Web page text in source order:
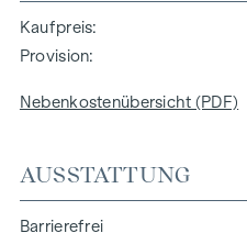
Kaufpreis
Provision
Nebenkostenübersicht (PDF)
AUSSTATTUNG
Barrierefrei